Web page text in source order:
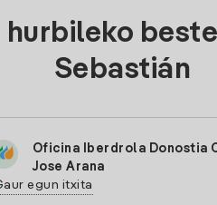
Sebastián
Oficina Iberdrola Donostia
Jose Arana
egun itxita